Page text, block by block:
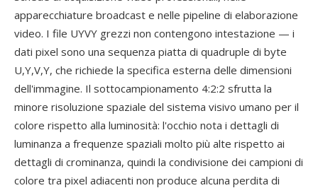
apparecchiature broadcast e nelle pipeline di elaborazione
video. I file UYVY grezzi non contengono intestazione — i
dati pixel sono una sequenza piatta di quadruple di byte
U,Y,V,Y, che richiede la specifica esterna delle dimensioni
dell'immagine. Il sottocampionamento 4:2:2 sfrutta la
minore risoluzione spaziale del sistema visivo umano per il
colore rispetto alla luminosità: l'occhio nota i dettagli di
luminanza a frequenze spaziali molto più alte rispetto ai
dettagli di crominanza, quindi la condivisione dei campioni di
colore tra pixel adiacenti non produce alcuna perdita di